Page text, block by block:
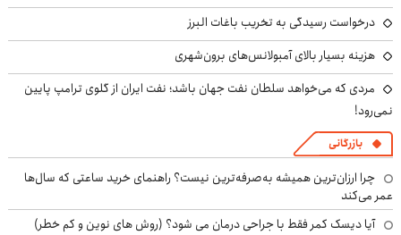
درخواست رسیدگی به تخریب باغات البرز
هزینه بسیار بالای آمبولانس‌های برون‌شهری
مردی که می‌خواهد سلطان نفت جهان باشد؛ نفت ایران از گلوی ترامپ پایین
نمی‌رود!
بازرگانی
چرا ارزان‌ترین همیشه به‌صرفه‌ترین نیست؟ راهنمای خرید ساعتی که سال‌ها
عمر می‌کند
آیا دیسک کمر فقط با جراحی درمان می شود؟ (روش های نوین و کم خطر)